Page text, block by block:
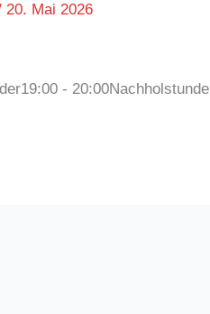
20. Mai 2026
19:00 - 20:00Nachholstunde